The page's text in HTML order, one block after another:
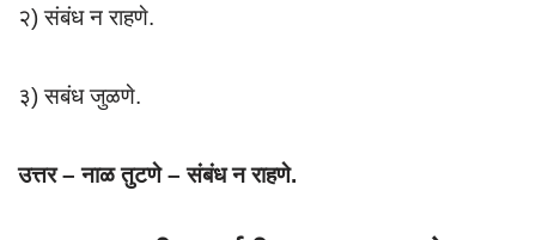
२) संबंध न राहणे.
३) सबंध जुळणे.
उत्तर – नाळ तुटणे – संबंध न राहणे.